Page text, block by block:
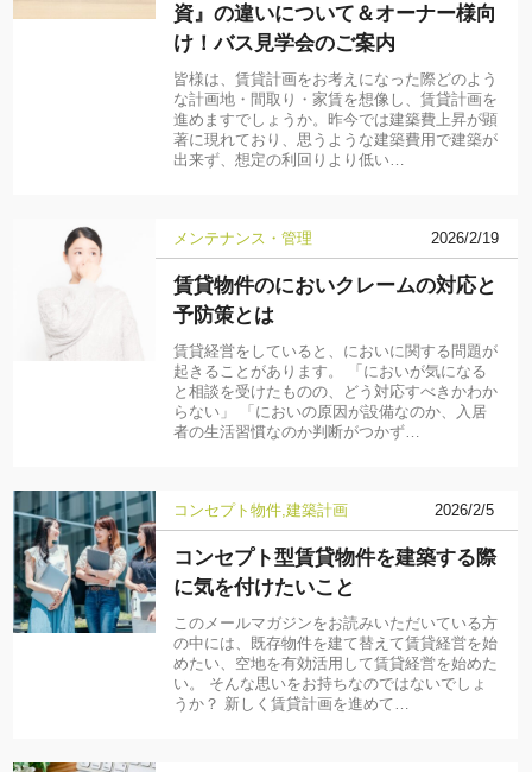
資』の違いについて＆オーナー様向
け！バス見学会のご案内
皆様は、賃貸計画をお考えになった際どのよう
な計画地・間取り・家賃を想像し、賃貸計画を
進めますでしょうか。昨今では建築費上昇が顕
著に現れており、思うような建築費用で建築が
出来ず、想定の利回りより低い…
メンテナンス・管理 2026/2/19
賃貸物件のにおいクレームの対応と
予防策とは
賃貸経営をしていると、においに関する問題が
起きることがあります。 「においが気になる
と相談を受けたものの、どう対応すべきかわか
らない」 「においの原因が設備なのか、入居
者の生活習慣なのか判断がつかず…
コンセプト物件 建築計画 2026/2/5
コンセプト型賃貸物件を建築する際
に気を付けたいこと
このメールマガジンをお読みいただいている方
の中には、既存物件を建て替えて賃貸経営を始
めたい、空地を有効活用して賃貸経営を始めた
い。 そんな思いをお持ちなのではないでしょ
うか？ 新しく賃貸計画を進めて…